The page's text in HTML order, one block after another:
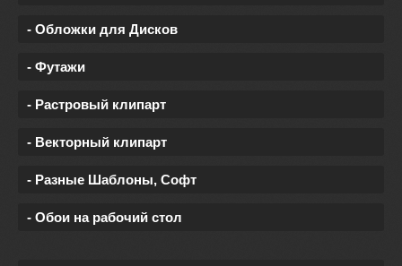
- Обложки для Дисков
- Футажи
- Растровый клипарт
- Векторный клипарт
- Разные Шаблоны, Софт
- Обои на рабочий стол